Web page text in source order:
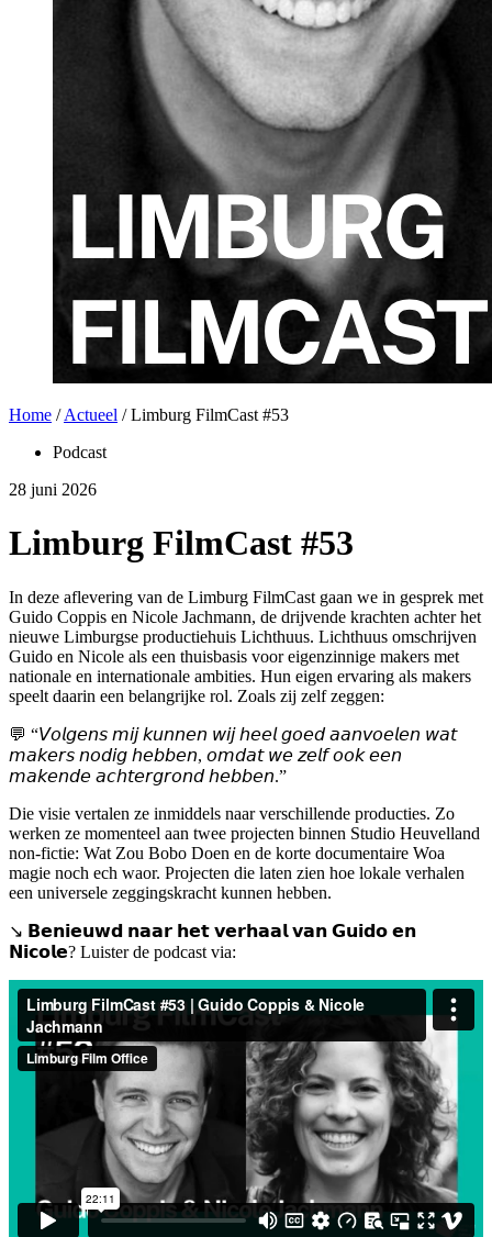
Home / Actueel / Limburg FilmCast #53
Podcast
28 juni 2026
Limburg FilmCast #53
In deze aflevering van de Limburg FilmCast gaan we in gesprek met
Guido Coppis en Nicole Jachmann, de drijvende krachten achter het
nieuwe Limburgse productiehuis Lichthuus. Lichthuus omschrijven
Guido en Nicole als een thuisbasis voor eigenzinnige makers met
nationale en internationale ambities. Hun eigen ervaring als makers
speelt daarin een belangrijke rol. Zoals zij zelf zeggen:
💬 “𝘝𝘰𝘭𝘨𝘦𝘯𝘴 𝘮𝘪𝘫 𝘬𝘶𝘯𝘯𝘦𝘯 𝘸𝘪𝘫 𝘩𝘦𝘦𝘭 𝘨𝘰𝘦𝘥 𝘢𝘢𝘯𝘷𝘰𝘦𝘭𝘦𝘯 𝘸𝘢𝘵
𝘮𝘢𝘬𝘦𝘳𝘴 𝘯𝘰𝘥𝘪𝘨 𝘩𝘦𝘣𝘣𝘦𝘯, 𝘰𝘮𝘥𝘢𝘵 𝘸𝘦 𝘻𝘦𝘭𝘧 𝘰𝘰𝘬 𝘦𝘦𝘯
𝘮𝘢𝘬𝘦𝘯𝘥𝘦 𝘢𝘤𝘩𝘵𝘦𝘳𝘨𝘳𝘰𝘯𝘥 𝘩𝘦𝘣𝘣𝘦𝘯.”
Die visie vertalen ze inmiddels naar verschillende producties. Zo
werken ze momenteel aan twee projecten binnen Studio Heuvelland
non-fictie: Wat Zou Bobo Doen en de korte documentaire Woa
magie noch ech waor. Projecten die laten zien hoe lokale verhalen
een universele zeggingskracht kunnen hebben.
↘️ 𝗕𝗲𝗻𝗶𝗲𝘂𝘄𝗱 𝗻𝗮𝗮𝗿 𝗵𝗲𝘁 𝘃𝗲𝗿𝗵𝗮𝗮𝗹 𝘃𝗮𝗻 𝗚𝘂𝗶𝗱𝗼 𝗲𝗻
𝗡𝗶𝗰𝗼𝗹𝗲? Luister de podcast via: